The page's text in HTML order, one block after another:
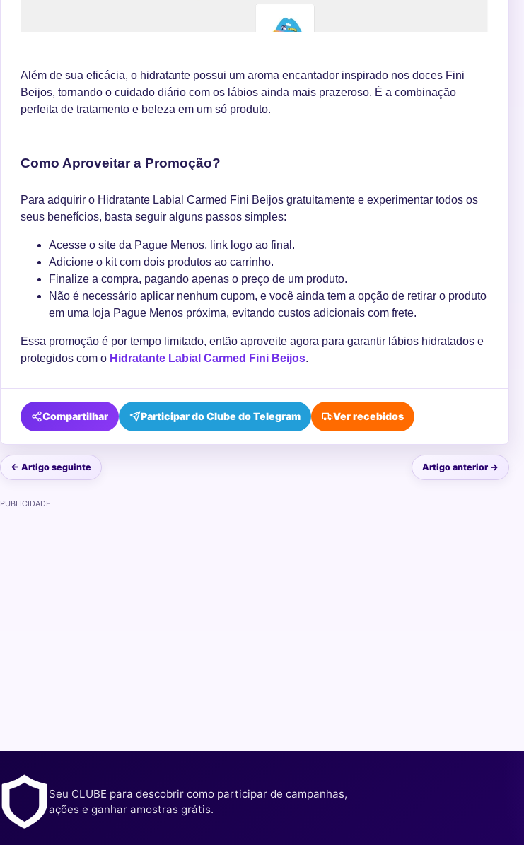
Além de sua eficácia, o hidratante possui um aroma encantador inspirado nos doces Fini
Beijos, tornando o cuidado diário com os lábios ainda mais prazeroso. É a combinação
perfeita de tratamento e beleza em um só produto.
Como Aproveitar a Promoção?
Para adquirir o Hidratante Labial Carmed Fini Beijos gratuitamente e experimentar todos os
seus benefícios, basta seguir alguns passos simples:
Acesse o site da Pague Menos, link logo ao final.
Adicione o kit com dois produtos ao carrinho.
Finalize a compra, pagando apenas o preço de um produto.
Não é necessário aplicar nenhum cupom, e você ainda tem a opção de retirar o produto
em uma loja Pague Menos próxima, evitando custos adicionais com frete.
Essa promoção é por tempo limitado, então aproveite agora para garantir lábios hidratados e
protegidos com o Hidratante Labial Carmed Fini Beijos.
Compartilhar Participar do Clube do Telegram Ver recebidos
← Artigo seguinte Artigo anterior →
PUBLICIDADE
Seu CLUBE para descobrir como participar de campanhas,
ações e ganhar amostras grátis.